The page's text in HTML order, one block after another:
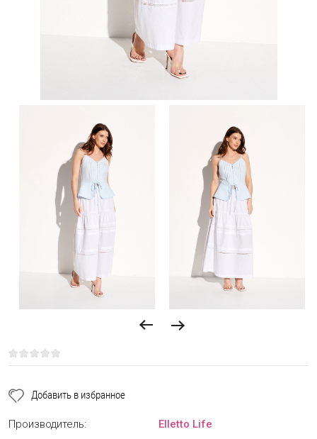
Добавить в избранное
Производитель:
Elletto Life